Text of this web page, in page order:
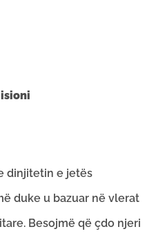
dinjitetin e jetës
duke u bazuar në vlerat
Besojmë që çdo njeri